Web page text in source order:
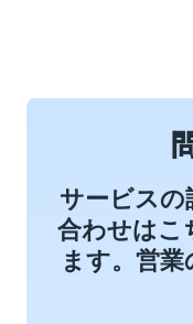
サービスの
合わせはこ
ます。営